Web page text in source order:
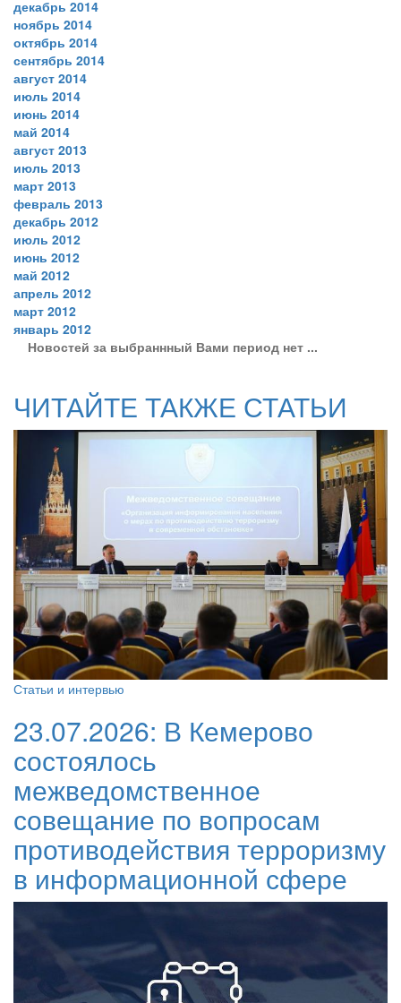
декабрь 2014
ноябрь 2014
октябрь 2014
сентябрь 2014
август 2014
июль 2014
июнь 2014
май 2014
август 2013
июль 2013
март 2013
февраль 2013
декабрь 2012
июль 2012
июнь 2012
май 2012
апрель 2012
март 2012
январь 2012
Новостей за выбраннный Вами период нет ...
ЧИТАЙТЕ ТАКЖЕ СТАТЬИ
Статьи и интервью
23.07.2026: В Кемерово
состоялось
межведомственное
совещание по вопросам
противодействия терроризму
в информационной сфере